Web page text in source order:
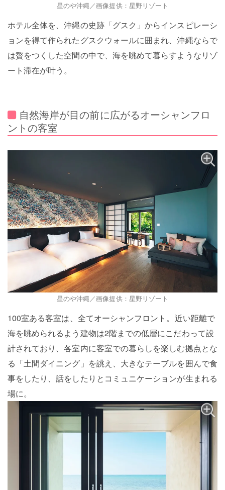
星のや沖縄／画像提供：星野リゾート
ホテル全体を、沖縄の史跡「グスク」からインスピレーシ
ョンを得て作られたグスクウォールに囲まれ、沖縄ならで
は贅をつくした空間の中で、海を眺めて暮らすようなリゾ
ート滞在が叶う。
自然海岸が目の前に広がるオーシャンフロ
ントの客室
星のや沖縄／画像提供：星野リゾート
100室ある客室は、全てオーシャンフロント。近い距離で
海を眺められるよう建物は2階までの低層にこだわって設
計されており、各室内に客室での暮らしを楽しむ拠点とな
る「土間ダイニング」を誂え、大きなテーブルを囲んで食
事をしたり、話をしたりとコミュニケーションが生まれる
場に。